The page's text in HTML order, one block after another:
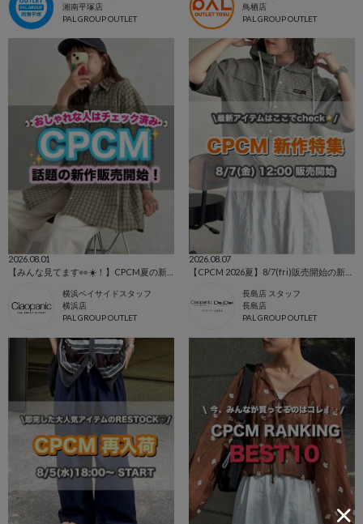
湘南平塚店
PAL GROUP OUTLET
鳥栖店
PAL GROUP OUTLET
2026.08.01
横浜ベイサイドスタッフ
横浜店
PAL GROUP OUTLET
2026.08.07
長島店 スタッフ
長島店
PAL GROUP OUTLET